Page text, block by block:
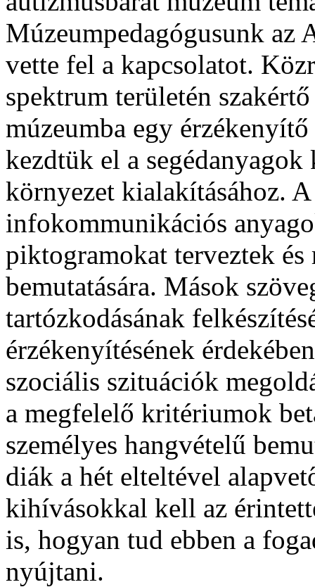
Múzeumpedagógusunk az
vette fel a kapcsolatot.
spektrum területén
múzeumba egy
kezdtük el a
környezet kialakításához.
infokommunikációs
piktogramokat terveztek
bemutatására. Mások
tartózkodásának
érzékenyítésének
szociális szituációk
a megfelelő kritériumok
személyes hangvételű
diák a hét elteltével
kihívásokkal kell az
is, hogyan tud ebben a
nyújtani.